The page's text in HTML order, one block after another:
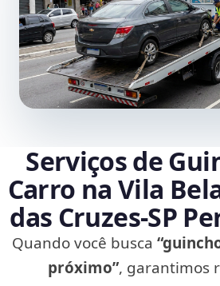
Serviços de
Carro na Vila
das Cruzes‑SP
Quando você busca
próximo”, garantimos